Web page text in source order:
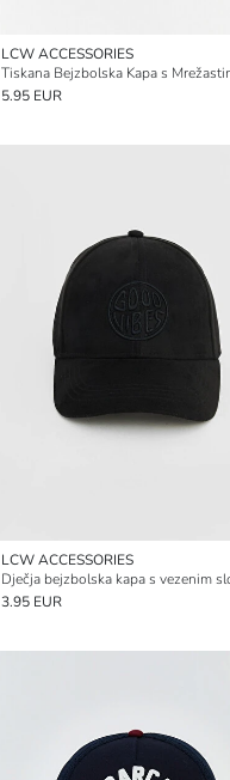
LCW ACCESSORIES
5.95 EUR
LCW ACCESSORIES
3.95 EUR